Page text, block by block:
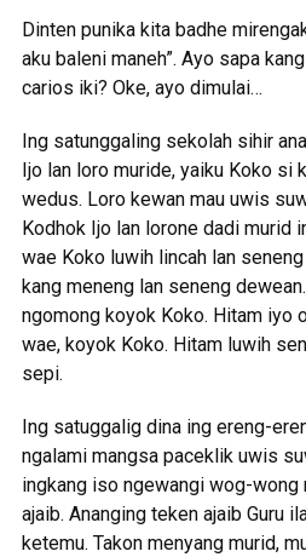
Dinten punika kita badhe
aku baleni maneh”. Ayo sapa
carios iki? Oke, ayo dimulai…
Ing satunggaling sekolah sihir
Ijo lan loro muride, yaiku Koko si
wedus. Loro kewan mau uwis
Kodhok Ijo lan lorone dadi murid
wae Koko luwih lincah lan
kang meneng lan seneng
ngomong koyok Koko. Hitam iyo
wae, koyok Koko. Hitam luwih
sepi.
Ing satuggalig dina ing ereng-
ngalami mangsa paceklik uwis
ingkang iso ngewangi wog-wong
ajaib. Ananging teken ajaib Guru
ketemu. Takon menyang murid,